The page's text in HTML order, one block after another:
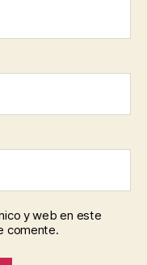
y web en este
comente.